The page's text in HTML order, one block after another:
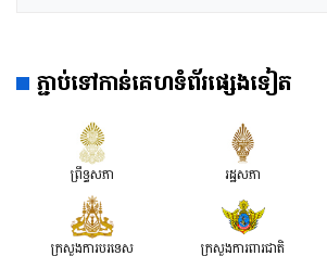
ភ្ជាប់ទៅកាន់គេហទំព័រផ្សេងទៀត
ព្រឹទ្ធសភា រដ្ឋសភា
ក្រសួងការបរទេស ក្រសួងការពារជាតិ